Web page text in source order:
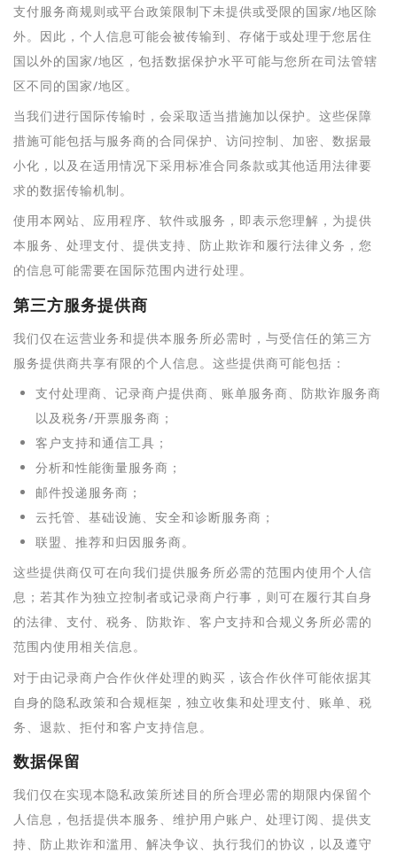
支付服务商规则或平台政策限制下未提供或受限的国家/地区除
外。因此，个人信息可能会被传输到、存储于或处理于您居住
国以外的国家/地区，包括数据保护水平可能与您所在司法管辖
区不同的国家/地区。
当我们进行国际传输时，会采取适当措施加以保护。这些保障
措施可能包括与服务商的合同保护、访问控制、加密、数据最
小化，以及在适用情况下采用标准合同条款或其他适用法律要
求的数据传输机制。
使用本网站、应用程序、软件或服务，即表示您理解，为提供
本服务、处理支付、提供支持、防止欺诈和履行法律义务，您
的信息可能需要在国际范围内进行处理。
第三方服务提供商
我们仅在运营业务和提供本服务所必需时，与受信任的第三方
服务提供商共享有限的个人信息。这些提供商可能包括：
支付处理商、记录商户提供商、账单服务商、防欺诈服务商
以及税务/开票服务商；
客户支持和通信工具；
分析和性能衡量服务商；
邮件投递服务商；
云托管、基础设施、安全和诊断服务商；
联盟、推荐和归因服务商。
这些提供商仅可在向我们提供服务所必需的范围内使用个人信
息；若其作为独立控制者或记录商户行事，则可在履行其自身
的法律、支付、税务、防欺诈、客户支持和合规义务所必需的
范围内使用相关信息。
对于由记录商户合作伙伴处理的购买，该合作伙伴可能依据其
自身的隐私政策和合规框架，独立收集和处理支付、账单、税
务、退款、拒付和客户支持信息。
数据保留
我们仅在实现本隐私政策所述目的所合理必需的期限内保留个
人信息，包括提供本服务、维护用户账户、处理订阅、提供支
持、防止欺诈和滥用、解决争议、执行我们的协议，以及遵守